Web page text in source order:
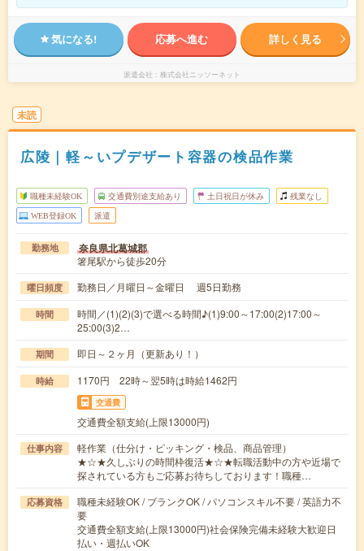
気になる! 応募へ進む 詳しく見る
派遣会社 株式会社ニッソーネット
未読
広陵｜軽～いプデザート容器の検品作業
職種未経験OK 交通費別途支給あり 土日祝日が休み 残業なし
WEB登録OK 派遣
勤務地 奈良県北葛城郡
箸尾駅から徒歩20分
曜日頻度 勤務日／月曜日～金曜日 週5日勤務
時間
時間／(1)(2)(3)で選べる時間♪(1)9:00～17:00(2)17:00～
25:00(3)2…
期間 即日～２ヶ月（更新あり！）
時給 1170円 22時～翌5時は時給1462円
交通費
交通費全額支給(上限13000円)
仕事内容
軽作業（仕分け・ピッキング・検品、商品管理）
★☆★久しぶりの時間枠復活★☆★転職活動中の方や近場で
探されている方もご応募お待ちしております！職種…
応募資格
職種未経験OK / ブランクOK / パソコンスキル不要 / 英語力不
要
交通費全額支給(上限13000円)社会保険完備未経験大歓迎日
払い・週払いOK